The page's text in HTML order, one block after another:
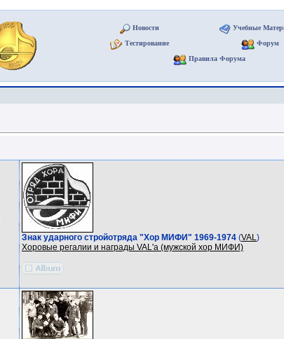
Новости
Учебные
Тестирование
Форум
Правила Форума
Знак ударного стройотряда "Хор МИФИ" 1969-1974 (VAL)
Хоровые регалии и награды VAL'a (мужской хор МИФИ)